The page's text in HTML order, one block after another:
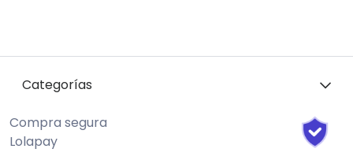
Categorías
Compra segura
Lolapay